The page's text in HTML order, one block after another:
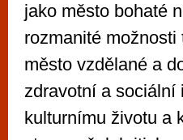
jako město bohaté
rozmanité
město vzdělané a
zdravotní a sociální
kulturnímu životu a